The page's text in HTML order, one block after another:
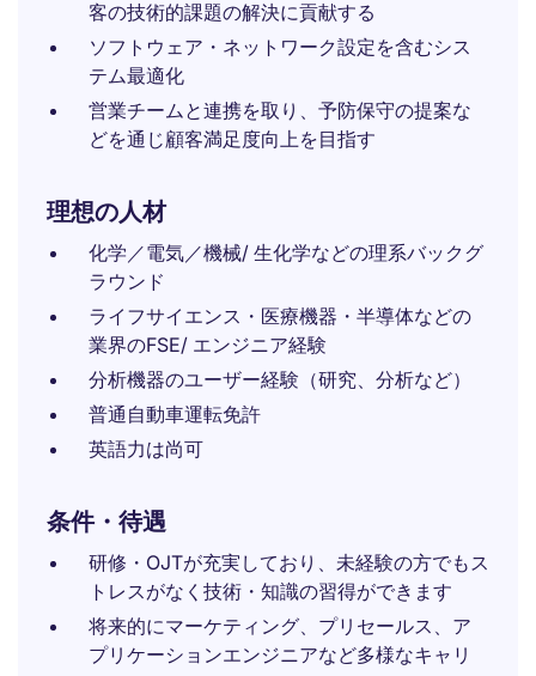
客の技術的課題の解決に貢献する
ソフトウェア・ネットワーク設定を含むシス
テム最適化
営業チームと連携を取り、予防保守の提案な
どを通じ顧客満足度向上を目指す
理想の人材
化学／電気／機械/ 生化学などの理系バックグ
ラウンド
ライフサイエンス・医療機器・半導体などの
業界のFSE/ エンジニア経験
分析機器のユーザー経験（研究、分析など）
普通自動車運転免許
英語力は尚可
条件・待遇
研修・OJTが充実しており、未経験の方でもス
トレスがなく技術・知識の習得ができます
将来的にマーケティング、プリセールス、ア
プリケーションエンジニアなど多様なキャリ